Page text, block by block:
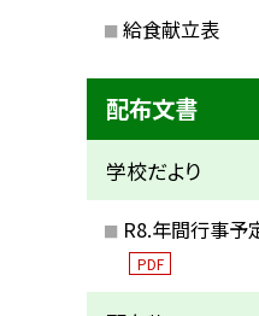
給食献立表
配布文書
学校だより
R8.年間行事予
PDF